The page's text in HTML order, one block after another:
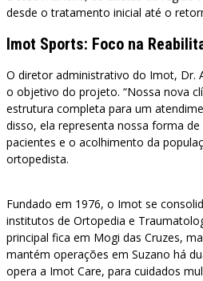
desde o tratamento inicial até o
Imot Sports: Foco na
O diretor administrativo do Imot, Dr.
o objetivo do projeto. “Nossa nova
estrutura completa para um
disso, ela representa nossa forma
pacientes e o acolhimento da
ortopedista.
Fundado em 1976, o Imot se
institutos de Ortopedia e
principal fica em Mogi das Cruzes,
mantém operações em Suzano há
opera a Imot Care, para cuidados